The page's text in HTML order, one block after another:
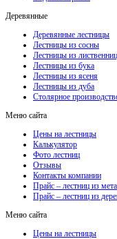
Деревянные
Деревянные лестницы
Лестницы из сосны
Лестницы из
Лестницы из бука
Лестницы из ясеня
Лестницы из дуба
Столярное
Меню сайта
Цены на лестницы
Калькулятор
Фото лестниц
Отзывы
Контакты компании
Прайс – лестниц из
Прайс – лестниц из
Меню сайта
Цены на лестницы